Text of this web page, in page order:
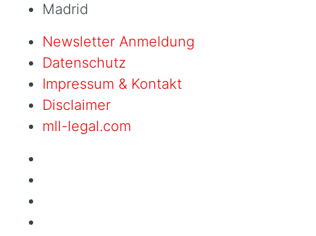
Madrid
Newsletter Anmeldung
Datenschutz
Impressum & Kontakt
Disclaimer
mll-legal.com